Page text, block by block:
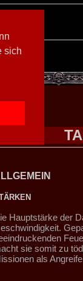
sich
Hauptstärke der
sie somit zu
als